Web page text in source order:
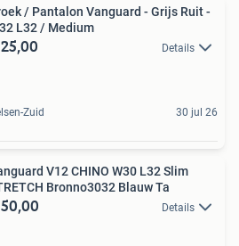
/ Pantalon Vanguard - Grijs Ruit -
L32 / Medium
Details
Zuid 30 jul 26
V12 CHINO W30 L32 Slim
STRETCH Bronno3032 Blauw Ta
Details